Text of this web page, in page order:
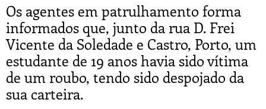
Os agentes em patrulhamento forma
informados que, junto da rua D. Frei
Vicente da Soledade e Castro, Porto, um
estudante de 19 anos havia sido vítima
de um roubo, tendo sido despojado da
sua carteira.